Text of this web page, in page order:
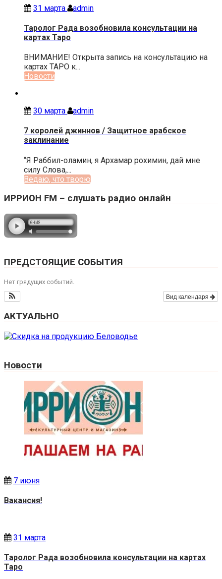
31 марта admin
Таролог Рада возобновила консультации на
картах Таро
ВНИМАНИЕ! Открыта запись на консультацию на
картах ТАРО к...
Новости
30 марта admin
7 королей джиннов / Защитное арабское
заклинание
“Я Раббил-оламин, я Архамар рохимин, дай мне
силу Слова,...
Ведаю, что творю
ИРРИОН FM – слушать радио онлайн
ПРЕДСТОЯЩИЕ СОБЫТИЯ
Нет грядущих событий.
Вид календаря
АКТУАЛЬНО
Новости
7 июня
Вакансия!
31 марта
Таролог Рада возобновила консультации на картах
Таро